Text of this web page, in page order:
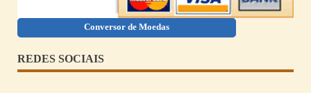
Conversor de Moedas
REDES SOCIAIS